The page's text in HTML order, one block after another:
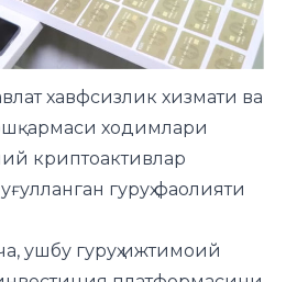
хавфсизлик хизмати ва
ходимлари
криптоактивлар
гуруҳ фаолияти
ушбу гуруҳ ижтимоий